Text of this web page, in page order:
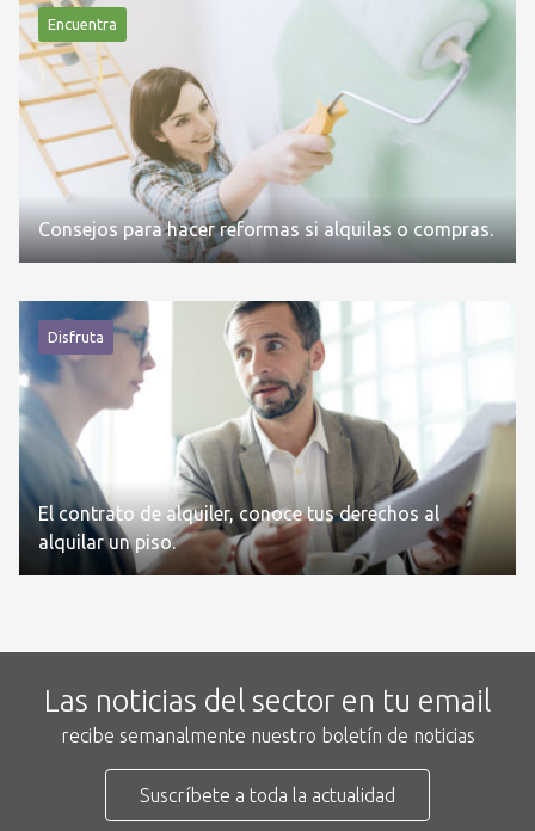
Encuentra
Consejos para hacer reformas si alquilas o compras.
Disfruta
El contrato de alquiler, conoce tus derechos al
alquilar un piso.
Las noticias del sector en tu email
recibe semanalmente nuestro boletín de noticias
Suscríbete a toda la actualidad